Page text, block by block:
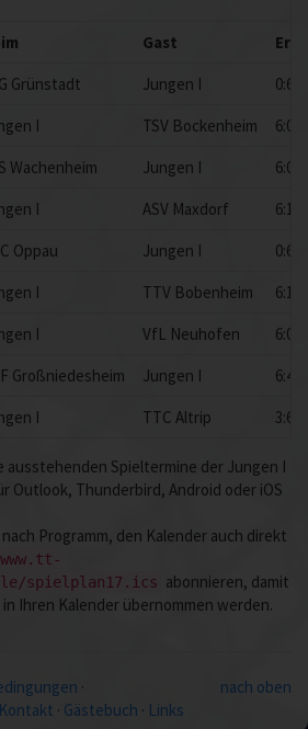
Gast
Grünstadt Jungen I
0:6
I TSV Bockenheim
6:0
Wachenheim Jungen I
6:0
I ASV Maxdorf
6:1
Oppau Jungen I
0:6
I TTV Bobenheim
6:1
I VfL Neuhofen
6:0
Großniedesheim Jungen I
6:4
I TTC Altrip 3:6
ausstehenden Spieltermine der Jungen I
Outlook, Thunderbird, Android oder iOS
Programm, den Kalender auch direkt
spielplan17.ics abonnieren, damit
Ihren Kalender übernommen werden.
nach oben
·
Kontakt · Gästebuch · Links